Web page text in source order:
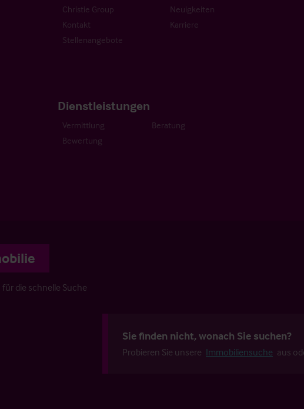
Christie Group
Neuigkeiten
Kontakt
Karriere
Stellenangebote
Dienstleistungen
Vermittlung
Beratung
Bewertung
die schnelle Suche
Sie finden nicht, wonach Sie suchen?
Probieren Sie unsere Immobiliensuche aus